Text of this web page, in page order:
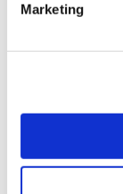
Marketing
2024 (224)
2020 (263)
2018 (150)